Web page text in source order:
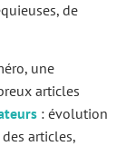
de
une
articles
: évolution
articles,